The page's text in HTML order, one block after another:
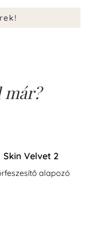
már?
Skin Velvet 2
alapozó